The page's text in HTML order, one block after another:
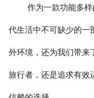
作为一款功能多
代生活中不可缺少的一
外环境，还为我们带来
旅行者，还是追求有效